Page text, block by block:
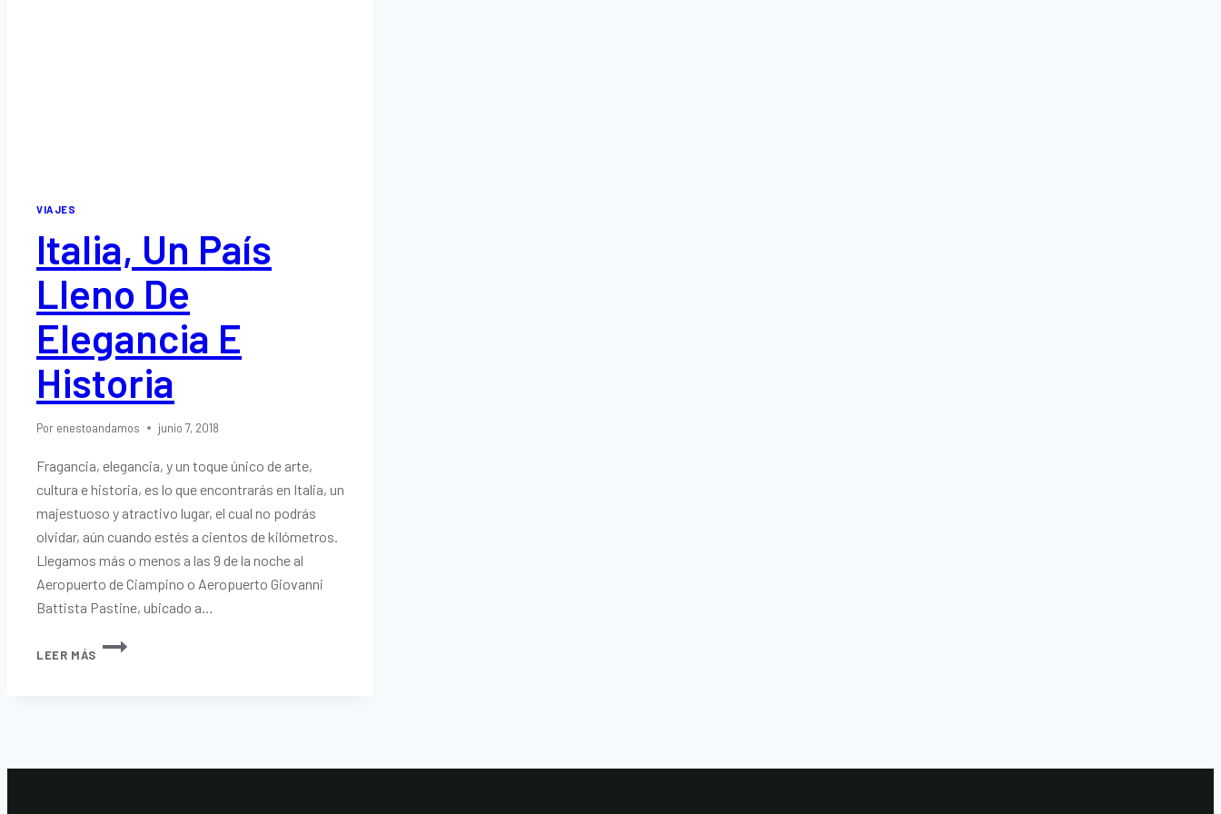
VIAJES
Italia, Un País
Lleno De
Elegancia E
Historia
Por enestoandamos junio 7, 2018
Fragancia, elegancia, y un toque único de arte,
cultura e historia, es lo que encontrarás en Italia, un
majestuoso y atractivo lugar, el cual no podrás
olvidar, aún cuando estés a cientos de kilómetros.
Llegamos más o menos a las 9 de la noche al
Aeropuerto de Ciampino o Aeropuerto Giovanni
Battista Pastine, ubicado a…
LEER MÁS